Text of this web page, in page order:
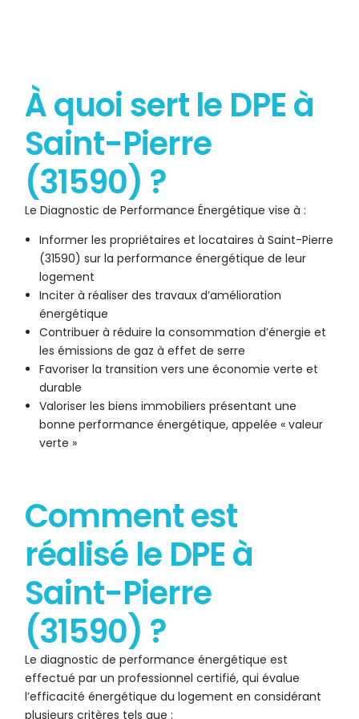
À quoi sert le DPE à
Saint-Pierre
(31590) ?
Le Diagnostic de Performance Énergétique vise à :
Informer les propriétaires et locataires à Saint-Pierre
(31590) sur la performance énergétique de leur
logement
Inciter à réaliser des travaux d’amélioration
énergétique
Contribuer à réduire la consommation d’énergie et
les émissions de gaz à effet de serre
Favoriser la transition vers une économie verte et
durable
Valoriser les biens immobiliers présentant une
bonne performance énergétique, appelée « valeur
verte »
Comment est
réalisé le DPE à
Saint-Pierre
(31590) ?
Le diagnostic de performance énergétique est
effectué par un professionnel certifié, qui évalue
l’efficacité énergétique du logement en considérant
plusieurs critères tels que :